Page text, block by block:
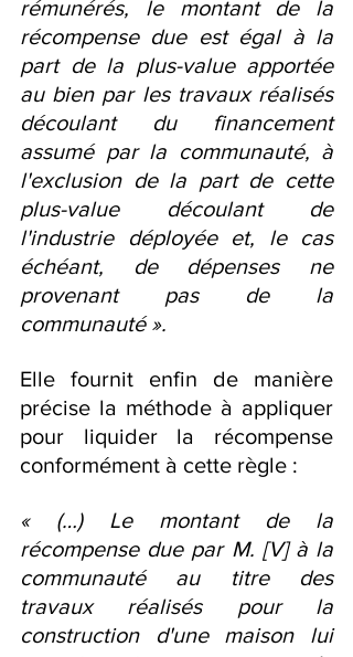
rémunérés, le montant de la
récompense due est égal à la
part de la plus-value apportée
au bien par les travaux réalisés
découlant du financement
assumé par la communauté, à
l'exclusion de la part de cette
plus-value découlant de
l'industrie déployée et, le cas
échéant, de dépenses ne
provenant pas de la
communauté ».
Elle fournit enfin de manière
précise la méthode à appliquer
pour liquider la récompense
conformément à cette règle :
« (…) Le montant de la
récompense due par M. [V] à la
communauté au titre des
travaux réalisés pour la
construction d'une maison lui